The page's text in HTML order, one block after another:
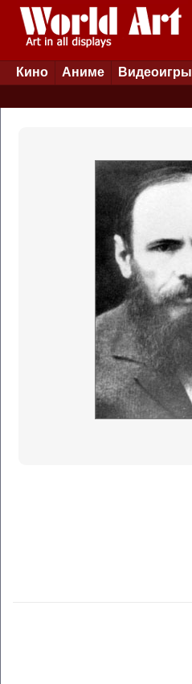
Кино Аниме Видеоигры